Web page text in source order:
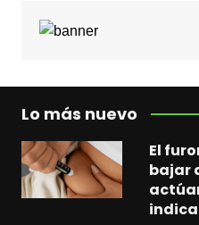
Lo más nuevo
El
bajar